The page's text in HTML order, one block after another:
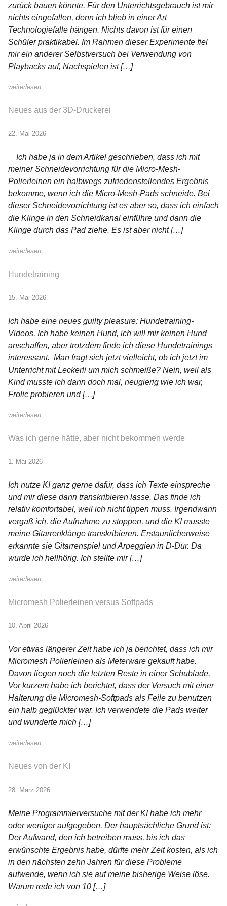
zurück bauen könnte. Für den Unterrichtsgebrauch ist mir
nichts eingefallen, denn ich blieb in einer Art
Technologiefalle hängen. Nichts davon ist für einen
Schüler praktikabel. Im Rahmen dieser Experimente fiel
mir ein anderer Selbstversuch bei Verwendung von
Playbacks auf, Nachspielen ist […]
weiterlesen...
Neues aus der 3D-Druckerei
22. Mai 2026
Ich habe ja in dem Artikel geschrieben, dass ich mit
meiner Schneidevorrichtung für die Micro-Mesh-
Polierleinen ein halbwegs zufriedenstellendes Ergebnis
bekomme, wenn ich die Micro-Mesh-Pads schneide. Bei
dieser Schneidevorrichtung ist es aber so, dass ich einfach
die Klinge in den Schneidkanal einführe und dann die
Klinge durch das Pad ziehe. Es ist aber nicht […]
weiterlesen...
Hundetraining
15. Mai 2026
Ich habe eine neues guilty pleasure: Hundetraining-
Videos. Ich habe keinen Hund, ich will mir keinen Hund
anschaffen, aber trotzdem finde ich diese Hundetrainings
interessant. Man fragt sich jetzt vielleicht, ob ich jetzt im
Unterricht mit Leckerli um mich schmeiße? Nein, weil als
Kind musste ich dann doch mal, neugierig wie ich war,
Frolic probieren und […]
weiterlesen...
Was ich gerne hätte, aber nicht bekommen werde
1. Mai 2026
Ich nutze KI ganz gerne dafür, dass ich Texte einspreche
und mir diese dann transkribieren lasse. Das finde ich
relativ komfortabel, weil ich nicht tippen muss. Irgendwann
vergaß ich, die Aufnahme zu stoppen, und die KI musste
meine Gitarrenklänge transkribieren. Erstaunlicherweise
erkannte sie Gitarrenspiel und Arpeggien in D-Dur. Da
wurde ich hellhörig. Ich stellte mir […]
weiterlesen...
Micromesh Polierleinen versus Softpads
10. April 2026
Vor etwas längerer Zeit habe ich ja berichtet, dass ich mir
Micromesh Polierleinen als Meterware gekauft habe.
Davon liegen noch die letzten Reste in einer Schublade.
Vor kurzem habe ich berichtet, dass der Versuch mit einer
Halterung die Micromesh-Softpads als Feile zu benutzen
ein halb geglückter war. Ich verwendete die Pads weiter
und wunderte mich […]
weiterlesen...
Neues von der KI
28. März 2026
Meine Programmierversuche mit der KI habe ich mehr
oder weniger aufgegeben. Der hauptsächliche Grund ist:
Der Aufwand, den ich betreiben muss, bis ich das
erwünschte Ergebnis habe, dürfte mehr Zeit kosten, als ich
in den nächsten zehn Jahren für diese Probleme
aufwende, wenn ich sie auf meine bisherige Weise löse.
Warum rede ich von 10 […]